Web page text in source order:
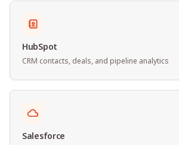
HubSpot
CRM contacts, deals, and pipeline analytics
Salesforce